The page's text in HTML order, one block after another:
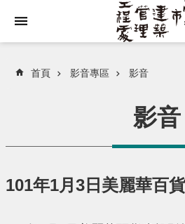
首頁 影音專區 影音
影音
101年1月3日美麗華百